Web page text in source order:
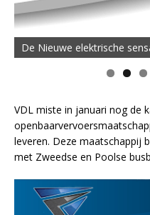
De Nieuwe elektrische
VDL miste in januari nog de
leveren. Deze maatschappij
met Zweedse en Poolse